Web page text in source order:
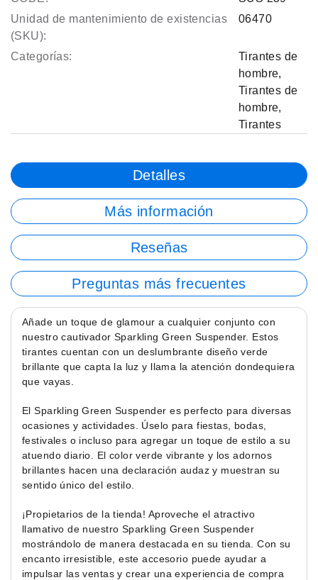
Unidad de mantenimiento de existencias
(SKU):
06470
Categorías:
Tirantes de
hombre,
Tirantes de
hombre,
Tirantes
Detalles
Más información
Reseñas
Preguntas más frecuentes
Añade un toque de glamour a cualquier conjunto con
nuestro cautivador Sparkling Green Suspender. Estos
tirantes cuentan con un deslumbrante diseño verde
brillante que capta la luz y llama la atención dondequiera
que vayas.
El Sparkling Green Suspender es perfecto para diversas
ocasiones y actividades. Úselo para fiestas, bodas,
festivales o incluso para agregar un toque de estilo a su
atuendo diario. El color verde vibrante y los adornos
brillantes hacen una declaración audaz y muestran su
sentido único del estilo.
¡Propietarios de la tienda! Aproveche el atractivo
llamativo de nuestro Sparkling Green Suspender
mostrándolo de manera destacada en su tienda. Con su
encanto irresistible, este accesorio puede ayudar a
impulsar las ventas y crear una experiencia de compra